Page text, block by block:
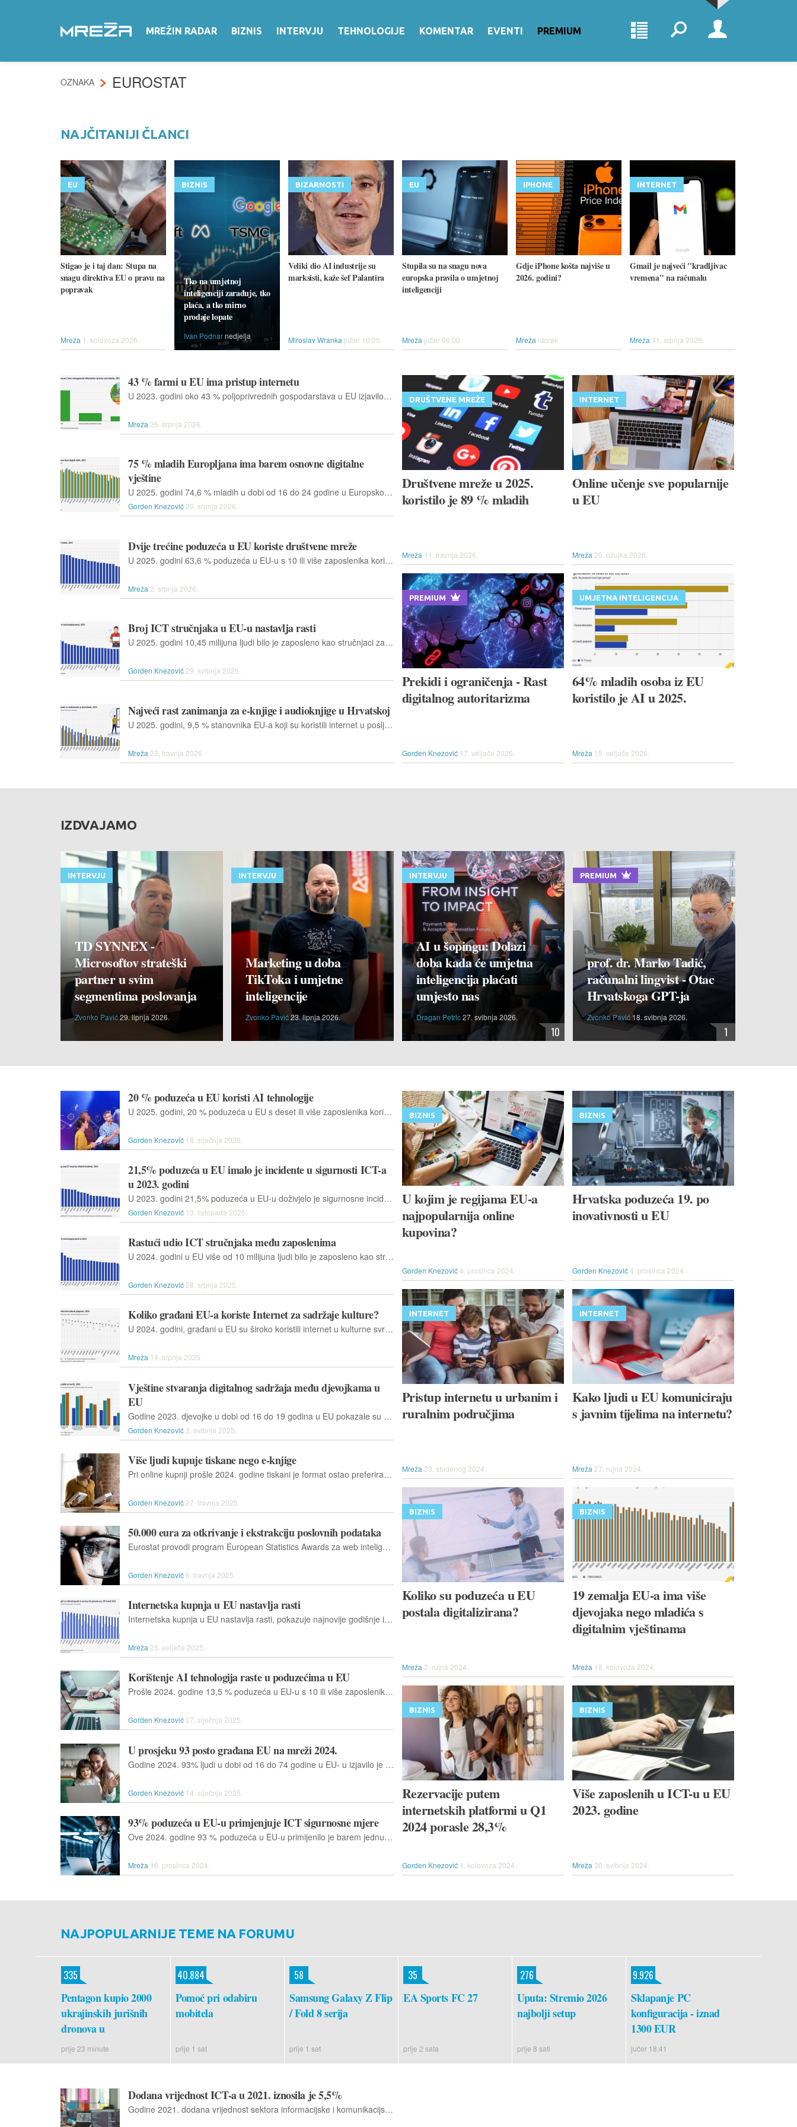
MREŽIN RADAR BIZNIS INTERVJU TEHNOLOGIJE KOMENTAR EVENTI PREMIUM
OZNAKA EUROSTAT
NAJČITANIJI ČLANCI
EU
Stigao je i taj dan: Stupa na
snagu direktiva EU o pravu na
popravak
Mreža 1. kolovoza 2026.
BIZNIS
Tko na umjetnoj
inteligenciji zarađuje, tko
plaća, a tko mirno
prodaje lopate
Ivan Podnarnedjelja
BIZARNOSTI
Veliki dio AI industrije su
marksisti, kaže šef Palantira
Miroslav Wranka jučer 10:05
EU
Stupila su na snagu nova
europska pravila o umjetnoj
inteligenciji
Mreža jučer 06:00
IPHONE
Gdje iPhone košta najviše u
2026. godini?
Mreža utorak
INTERNET
Gmail je najveći "kradljivac
vremena" na računalu
Mreža 31. srpnja 2026.
43 % farmi u EU ima pristup internetu
U 2023. godini oko 43 % poljoprivrednih gospodarstava u EU izjavilo je da ima pristup internetu
Mreža 25. srpnja 2026.
75 % mladih Europljana ima barem osnovne digitalne
vještine
U 2025. godini 74,6 % mladih u dobi od 16 do 24 godine u Europskoj uniji posjedovalo je barem osnovne digitalne vještine
Gorden Knezović 20. srpnja 2026.
Dvije trećine poduzeća u EU koriste društvene mreže
U 2025. godini 63,6 % poduzeća u EU-u s 10 ili više zaposlenika koristilo je neku vrstu društvenih mreža, u odnosu na 61,1 % u 2023. godini
Mreža 2. srpnja 2026.
Broj ICT stručnjaka u EU-u nastavlja rasti
U 2025. godini 10,45 milijuna ljudi bilo je zaposleno kao stručnjaci za informacijsku i komunikacijsku tehnologiju (ICT) diljem EU-a, što predstavlja 5,0 % svih zaposlenih
Gorden Knezović 29. svibnja 2026.
Najveći rast zanimanja za e-knjige i audioknjige u Hrvatskoj
U 2025. godini, 9,5 % stanovnika EU-a koji su koristili internet u posljednja 3 mjeseca kupilo je e-knjige ili audioknjige u 3 mjeseca prije istraživanja
Mreža 23. travnja 2026.
DRUŠTVENE MREŽE
Društvene mreže u 2025.
koristilo je 89 % mladih
Mreža 11. travnja 2026.
INTERNET
Online učenje sve popularnije
u EU
Mreža 20. ožujka 2026.
PREMIUM
Prekidi i ograničenja - Rast
digitalnog autoritarizma
Gorden Knezović 17. veljače 2026.
UMJETNA INTELIGENCIJA
64% mladih osoba iz EU
koristilo je AI u 2025.
Mreža 15. veljače 2026.
IZDVAJAMO
INTERVJU
TD SYNNEX -
Microsoftov strateški
partner u svim
segmentima poslovanja
Zvonko Pavić29. lipnja 2026.
INTERVJU
Marketing u doba
TikToka i umjetne
inteligencije
Zvonko Pavić23. lipnja 2026.
INTERVJU
AI u šopingu: Dolazi
doba kada će umjetna
inteligencija plaćati
umjesto nas
Dragan Petric27. svibnja 2026.
10
PREMIUM
prof. dr. Marko Tadić,
računalni lingvist - Otac
Hrvatskoga GPT-ja
Zvonko Pavić 18. svibnja 2026.
1
20 % poduzeća u EU koristi AI tehnologije
U 2025. godini, 20 % poduzeća u EU s deset ili više zaposlenika koristilo je tehnologije umjetne inteligencije (artificial intelligence, AI) za poslovanje
Gorden Knezović 18. siječnja 2026.
21,5% poduzeća u EU imalo je incidente u sigurnosti ICT-a
u 2023. godini
U 2023. godini 21,5% poduzeća u EU-u doživjelo je sigurnosne incidente u području informacijske i komunikacijske tehnologije (ICT)
Gorden Knezović 13. listopada 2025.
Rastući udio ICT stručnjaka među zaposlenima
U 2024. godini u EU više od 10 milijuna ljudi bilo je zaposleno kao stručnjaci za informacijsku i komunikacijsku tehnologiju (ICT), što predstavlja 5,0% svih zaposlenih
Gorden Knezović 28. srpnja 2025.
Koliko građani EU-a koriste Internet za sadržaje kulture?
U 2024. godini, građani u EU su široko koristili internet u kulturne svrhe. Najčešća aktivnost bila je online gledanje TV ili videa, što je prijavilo 79% korisnika interneta, podaci su Eurostata
Mreža 14. srpnja 2025.
Vještine stvaranja digitalnog sadržaja među djevojkama u
EU
Godine 2023. djevojke u dobi od 16 do 19 godina u EU pokazale su višu razinu vještina stvaranja digitalnog sadržaja od opće populacije
Gorden Knezović 3. svibnja 2025.
Više ljudi kupuje tiskane nego e-knjige
Pri online kupnji prošle 2024. godine tiskani je format ostao preferirani format za čitatelje, s 14,7% stanovnika EU-a koji su kupovali tiskane knjige, časopise ili novine online
Gorden Knezović 27. travnja 2025.
50.000 eura za otkrivanje i ekstrakciju poslovnih podataka
Eurostat provodi program European Statistics Awards za web inteligenciju kao dio svojih stalnih napora da potakne korištenje web inteligencije u statističke svrhe
Gorden Knezović 6. travnja 2025.
Internetska kupnja u EU nastavlja rasti
Internetska kupnja u EU nastavlja rasti, pokazuje najnovije godišnje istraživanje o korištenju ICT-a u kućanstvima i kod pojedinaca
Mreža 25. veljače 2025.
Korištenje AI tehnologija raste u poduzećima u EU
Prošle 2024. godine 13,5 % poduzeća u EU-u s 10 ili više zaposlenika koristilo je tehnologije umjetne inteligencije (artificial intelligence, AI) za vođenje svog poslovanja
Gorden Knezović 27. siječnja 2025.
U prosjeku 93 posto građana EU na mreži 2024.
Godine 2024. 93% ljudi u dobi od 16 do 74 godine u EU- u izjavilo je da su koristili internet tijekom prethodna 3 mjeseca
Gorden Knezović 14. siječnja 2025.
93% poduzeća u EU-u primjenjuje ICT sigurnosne mjere
Ove 2024. godine 93 % poduzeća u EU-u primijenilo je barem jednu mjeru kako bi osiguralo cjelovitost, dostupnost i povjerljivost svojih podataka i ICT sustava
Mreža 16. prosinca 2024.
BIZNIS
U kojim je regijama EU-a
najpopularnija online
kupovina?
Gorden Knezović4. prosinca 2024.
BIZNIS
Hrvatska poduzeća 19. po
inovativnosti u EU
Gorden Knezović4. prosinca 2024.
INTERNET
Pristup internetu u urbanim i
ruralnim područjima
Mreža 23. studenog 2024.
INTERNET
Kako ljudi u EU komuniciraju
s javnim tijelima na internetu?
Mreža 27. rujna 2024.
BIZNIS
Koliko su poduzeća u EU
postala digitalizirana?
Mreža 2. rujna 2024.
BIZNIS
19 zemalja EU-a ima više
djevojaka nego mladića s
digitalnim vještinama
Mreža 18. kolovoza 2024.
BIZNIS
Rezervacije putem
internetskih platformi u Q1
2024 porasle 28,3%
Gorden Knezović 1. kolovoza 2024.
BIZNIS
Više zaposlenih u ICT-u u EU
2023. godine
Mreža 30. svibnja 2024.
NAJPOPULARNIJE TEME NA FORUMU
Pentagon kupio 2000
ukrajinskih jurišnih
dronova u
prije 23 minute
335
Pomoć pri odabiru
mobitela
prije 1 sat
40.884
Samsung Galaxy Z Flip
/ Fold 8 serija
prije 1 sat
58
EA Sports FC 27
prije 2 sata
35
Uputa: Stremio 2026
najbolji setup
prije 8 sati
276
Sklapanje PC
konfiguracija - iznad
1300 EUR
jučer 18:41
9.926
Dodana vrijednost ICT-a u 2021. iznosila je 5,5%
Godine 2021. dodana vrijednost sektora informacijske i komunikacijske tehnologije (ICT) u EU-u bila je ekvivalentna 5,5 % bruto dodane vrijednosti EU-a: 4,7 % od ICT usluga i 0,8 % od ICT proizvodnje